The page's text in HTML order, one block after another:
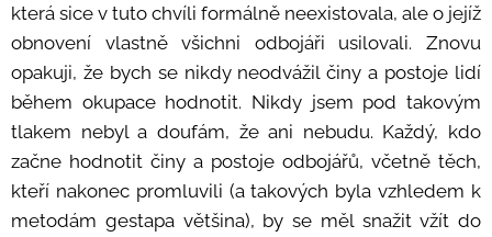
která sice v tuto chvíli formálně neexistovala, ale o jejíž
obnovení vlastně všichni odbojáři usilovali. Znovu
opakuji, že bych se nikdy neodvážil činy a postoje lidí
během okupace hodnotit. Nikdy jsem pod takovým
tlakem nebyl a doufám, že ani nebudu. Každý, kdo
začne hodnotit činy a postoje odbojářů, včetně těch,
kteří nakonec promluvili (a takových byla vzhledem k
metodám gestapa většina), by se měl snažit vžít do